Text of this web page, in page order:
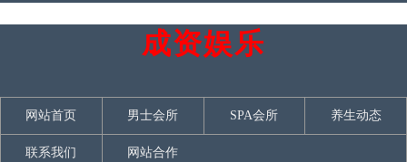
成资娱乐
网站首页 男士会所 SPA会所 养生动态
联系我们 网站合作